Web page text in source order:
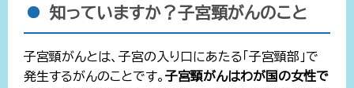
知っていますか？子宮頸がんのこと
子宮頸がんとは、子宮の入り口にあたる「子宮頸部」で
発生するがんのことです。 子宮頸がんはわが国の女性で